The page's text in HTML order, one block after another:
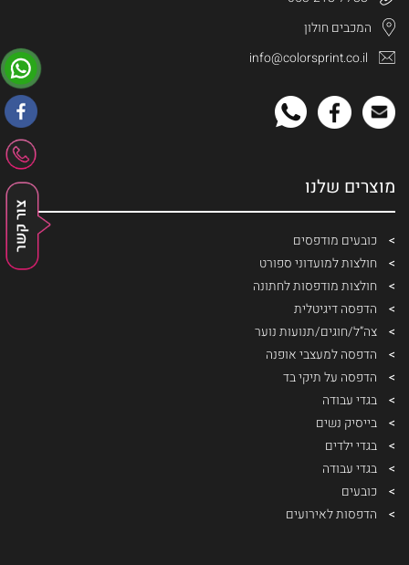
מוצרים שלנו
כובעים מודפסים
חולצות למועדוני ספורט
חולצות מודפסות לחתונה
הדפסה דיגיטלית
צה”ל/חוגים/תנועות נוער
הדפסה למעצבי אופנה
הדפסה על תיקי בד
בגדי עבודה
בייסיק נשים
בגדי ילדים
בגדי עבודה
כובעים
הדפסות לאירועים
המכבים חולון
info@colorsprint.co.il